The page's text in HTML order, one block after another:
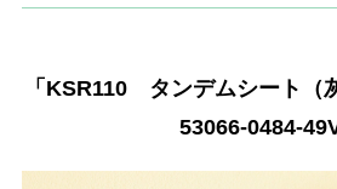
「KSR110 タンデムシート
53066-0484-49V